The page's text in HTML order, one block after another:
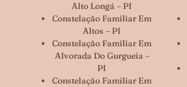
Alto Longá – PI
Constelação Familiar Em
Altos – PI
Constelação Familiar Em
Alvorada Do Gurgueia –
PI
Constelação Familiar Em